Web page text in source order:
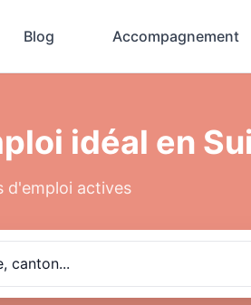
Blog Accompagnement
idéal en
d'emploi actives
canton...